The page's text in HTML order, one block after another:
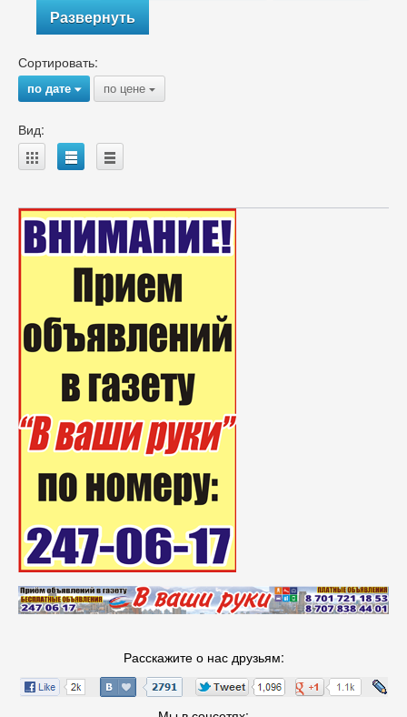
Развернуть
Сортировать:
по дате{ по цене {
Вид:
A B C
Расскажите о нас друзьям: